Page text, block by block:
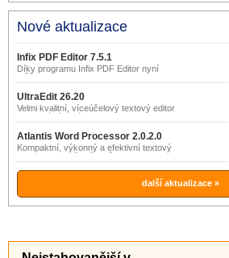
Nové aktualizace
Infix PDF Editor 7.5.1
Díky programu Infix PDF Editor nyní
můžete editovat PDF dokumenty
podobně jako textové dokumenty v
běžném textovém editoru, aniž byste
nejdříve museli provádět jejich konverzi
do jiného formátu a riskovat tak ztrátu
původního rozvržení textu, snímků a
grafických objektů.
UltraEdit 26.20
Velmi kvalitní, víceúčelový textový editor
s minimálními nároky na RAM.
Atlantis Word Processor 2.0.2.0
Kompaktní, výkonný a efektivní textový
procesor, navržený s důrazem na
jednoduché používání, flexibilitu
uživatelského prostředí a bezpečnost.
další aktualizace »